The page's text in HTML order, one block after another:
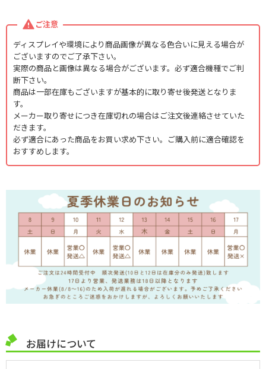
ご注意
ディスプレイや環境により商品画像が異なる色合いに見える場合が
ございますのでご了承下さい。
実際の商品と画像は異なる場合がございます。必ず適合機種でご判
断下さい。
商品は一部在庫もございますが基本的に取り寄せ後発送となりま
す。
メーカー取り寄せにつき在庫切れの場合はご注文後連絡させていた
だきます。
必ず適合にあった商品をお買い求め下さい。ご購入前に適合確認を
おすすめします。
お届けについて